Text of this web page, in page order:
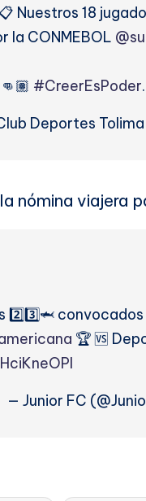
📋 Nuestros 18
la CONMEBOL
#CreerEsPoder.
Deportes
nómina viajera
2️⃣3️⃣🦈
🏆 🆚
— Junior FC